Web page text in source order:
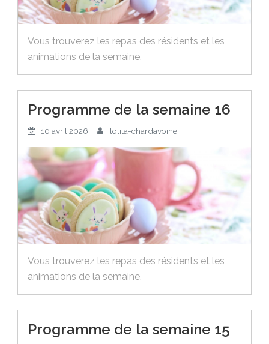
Vous trouverez les repas des résidents et les
animations de la semaine.
Programme de la semaine 16
10 avril 2026 lolita-chardavoine
Vous trouverez les repas des résidents et les
animations de la semaine.
Programme de la semaine 15